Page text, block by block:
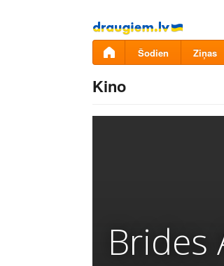
Pāriet
uz
saturu
Šodien Ziņas
Kino
Brides